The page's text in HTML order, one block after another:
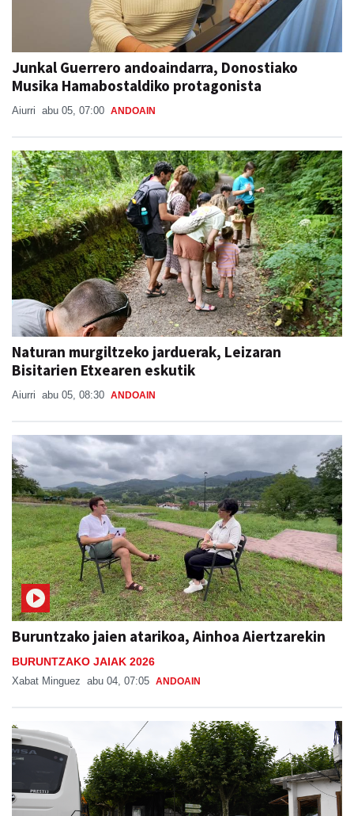
Junkal Guerrero andoaindarra, Donostiako
Musika Hamabostaldiko protagonista
Aiurri abu 05, 07:00 ANDOAIN
Naturan murgiltzeko jarduerak, Leizaran
Bisitarien Etxearen eskutik
Aiurri abu 05, 08:30 ANDOAIN
Buruntzako jaien atarikoa, Ainhoa Aiertzarekin
BURUNTZAKO JAIAK 2026
Xabat Minguez abu 04, 07:05 ANDOAIN